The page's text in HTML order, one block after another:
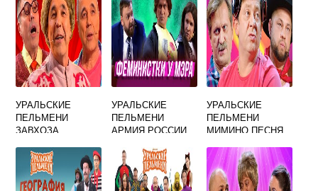
УРАЛЬСКИЕ
ПЕЛЬМЕНИ
ЗАВХОЗА
УРАЛЬСКИЕ
ПЕЛЬМЕНИ
АРМИЯ РОССИИ
УРАЛЬСКИЕ
ПЕЛЬМЕНИ
МИМИНО ПЕСНЯ